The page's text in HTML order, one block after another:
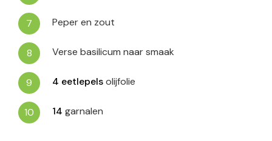
Peper en zout
Verse basilicum naar smaak
4 eetlepelsolijfolie
14 garnalen